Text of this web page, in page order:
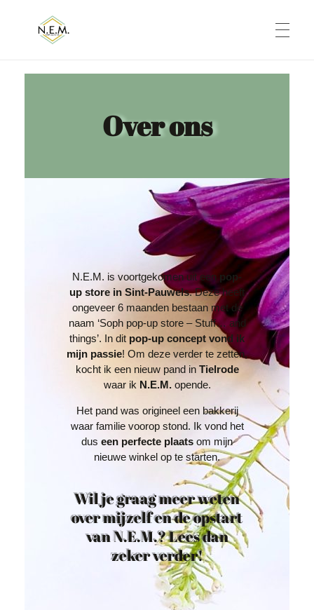
N.E.M. Tielrode
Nothing Else Matters
Over ons
N.E.M. is voortgekomen uit een pop-
up store in Sint-Pauwels. Deze heeft
ongeveer 6 maanden bestaan met de
naam ‘Soph pop-up store – Stuff… and
things’. In dit pop-up concept vond ik
mijn passie! Om deze verder te zetten,
kocht ik een nieuw pand in Tielrode
waar ik N.E.M.opende.
Het pand was origineel een bakkerij
waar familie voorop stond. Ik vond het
dus een perfecte plaats om mijn
nieuwe winkel op te starten.
Wil je graag meer weten
over mijzelf en de opstart
van N.E.M.? Lees dan
zeker verder!